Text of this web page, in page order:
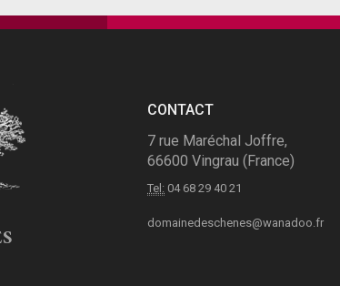
CONTACT
7 rue Maréchal Joffre,
66600 Vingrau (France)
Tel: 04 68 29 40 21
domainedeschenes@wanadoo.fr